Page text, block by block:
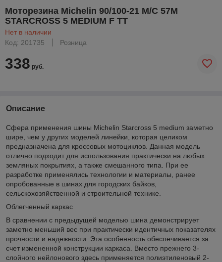
Моторезина Michelin 90/100-21 M/C 57M
STARCROSS 5 MEDIUM F TT
Нет в наличии
Код: 201735
Розница
338 руб.
Описание
Сфера применения шины Michelin Starcross 5 medium заметно
шире, чем у других моделей линейки, которая целиком
предназначена для кроссовых мотоциклов. Данная модель
отлично подходит для использования практически на любых
земляных покрытиях, а также смешанного типа. При ее
разработке применялись технологии и материалы, ранее
опробованные в шинах для городских байков,
сельскохозяйственной и строительной технике.
Облегченный каркас
В сравнении с предыдущей моделью шина демонстрирует
заметно меньший вес при практически идентичных показателях
прочности и надежности. Эта особенность обеспечивается за
счет измененной конструкции каркаса. Вместо прежнего 3-
слойного нейлонового здесь применяется полиэтиленовый 2-